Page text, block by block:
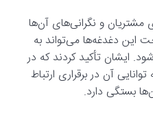
مشتریان و نگرانی‌های آن‌ها
این دغدغه‌ها می‌تواند به
ایشان تأکید کردند که در
آن در برقراری ارتباط
بستگی دارد.